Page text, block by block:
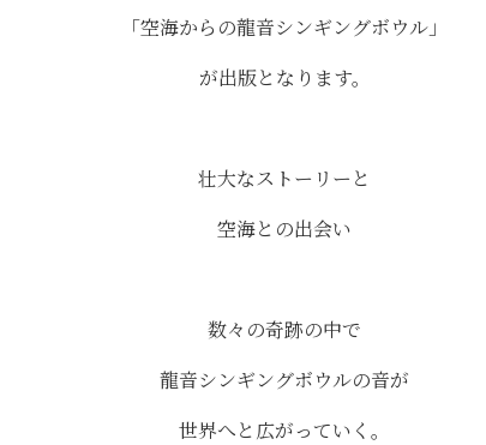
「空海からの龍音シンギングボウル」
が出版となります。
壮大なストーリーと
空海との出会い
数々の奇跡の中で
龍音シンギングボウルの音が
世界へと広がっていく。